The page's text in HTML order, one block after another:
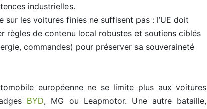
industrielles.
sur les voitures finies ne suffisent pas : l’UE doit
règles de contenu local robustes et soutiens ciblés
commandes) pour préserver sa souveraineté
européenne ne se limite plus aux voitures
BYD, MG ou Leapmotor. Une autre bataille,